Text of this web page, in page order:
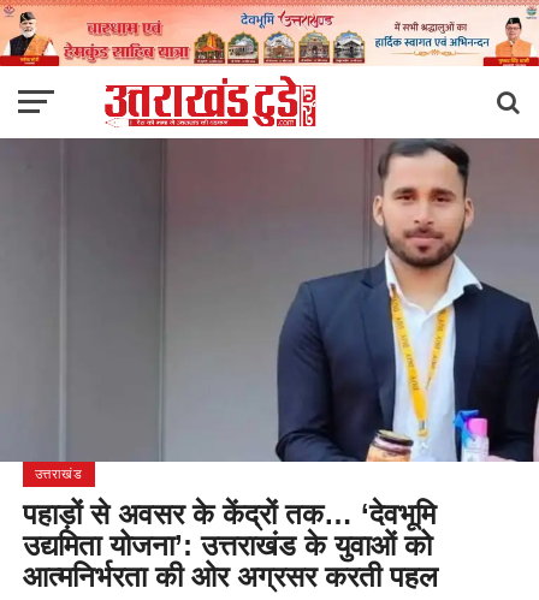
उत्तराखंड
पहाड़ों से अवसर के केंद्रों तक… ‘देवभूमि
उद्यमिता योजना’: उत्तराखंड के युवाओं को
आत्मनिर्भरता की ओर अग्रसर करती पहल